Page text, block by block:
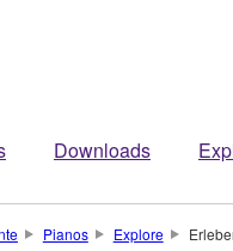
Downloads
Pianos Explore